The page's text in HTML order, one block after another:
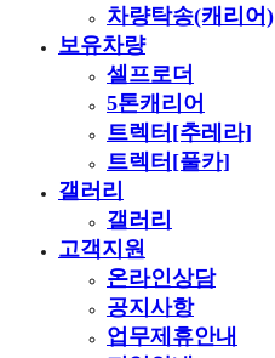
차량탁송(캐리어)
보유차량
셀프로더
5톤캐리어
트렉터[추레라]
트렉터[풀카]
갤러리
갤러리
고객지원
온라인상담
공지사항
업무제휴안내